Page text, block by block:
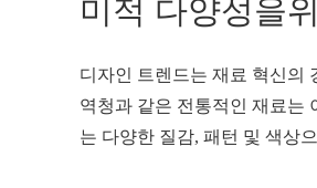
미적 다양성을
디자인 트렌드는 재료 혁신의
역청과 같은 전통적인 재료는
는 다양한 질감, 패턴 및 색상